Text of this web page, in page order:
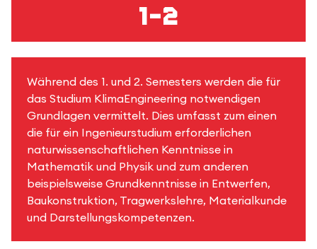
1–2
Während des 1. und 2. Semesters werden die für
das Studium KlimaEngineering notwendigen
Grundlagen vermittelt. Dies umfasst zum einen
die für ein Ingenieurstudium erforderlichen
naturwissenschaftlichen Kenntnisse in
Mathematik und Physik und zum anderen
beispielsweise Grundkenntnisse in Entwerfen,
Baukonstruktion, Tragwerkslehre, Materialkunde
und Darstellungskompetenzen.